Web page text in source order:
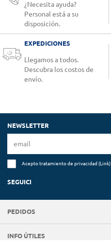
¿Necesita ayuda?
Personal está a su
disposición.
EXPEDICIONES
Llegamos a todos.
Descubra los costos de
envío.
NEWSLETTER
Acepto tratamiento de privacidad (Link)
SEGUICI
PEDIDOS
INFO ÚTILES